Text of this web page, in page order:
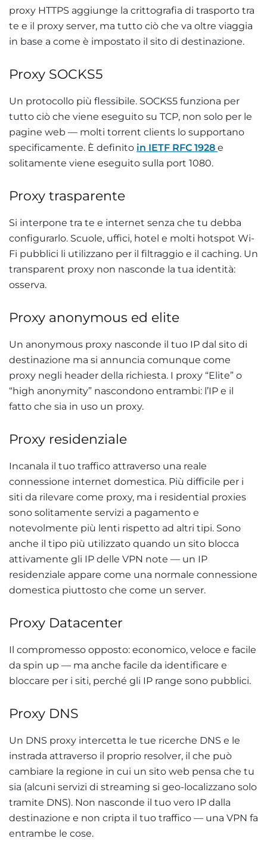
proxy HTTPS aggiunge la crittografia di trasporto tra
te e il proxy server, ma tutto ciò che va oltre viaggia
in base a come è impostato il sito di destinazione.
Proxy SOCKS5
Un protocollo più flessibile. SOCKS5 funziona per
tutto ciò che viene eseguito su TCP, non solo per le
pagine web — molti torrent clients lo supportano
specificamente. È definito in IETF RFC 1928 e
solitamente viene eseguito sulla port 1080.
Proxy trasparente
Si interpone tra te e internet senza che tu debba
configurarlo. Scuole, uffici, hotel e molti hotspot Wi-
Fi pubblici li utilizzano per il filtraggio e il caching. Un
transparent proxy non nasconde la tua identità:
osserva.
Proxy anonymous ed elite
Un anonymous proxy nasconde il tuo IP dal sito di
destinazione ma si annuncia comunque come
proxy negli header della richiesta. I proxy “Elite” o
“high anonymity” nascondono entrambi: l’IP e il
fatto che sia in uso un proxy.
Proxy residenziale
Incanala il tuo traffico attraverso una reale
connessione internet domestica. Più difficile per i
siti da rilevare come proxy, ma i residential proxies
sono solitamente servizi a pagamento e
notevolmente più lenti rispetto ad altri tipi. Sono
anche il tipo più utilizzato quando un sito blocca
attivamente gli IP delle VPN note — un IP
residenziale appare come una normale connessione
domestica piuttosto che come un server.
Proxy Datacenter
Il compromesso opposto: economico, veloce e facile
da spin up — ma anche facile da identificare e
bloccare per i siti, perché gli IP range sono pubblici.
Proxy DNS
Un DNS proxy intercetta le tue ricerche DNS e le
instrada attraverso il proprio resolver, il che può
cambiare la regione in cui un sito web pensa che tu
sia (alcuni servizi di streaming si geo-localizzano solo
tramite DNS). Non nasconde il tuo vero IP dalla
destinazione e non cripta il tuo traffico — una VPN fa
entrambe le cose.